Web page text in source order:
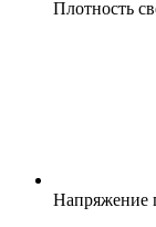
Плотность
Напряжение